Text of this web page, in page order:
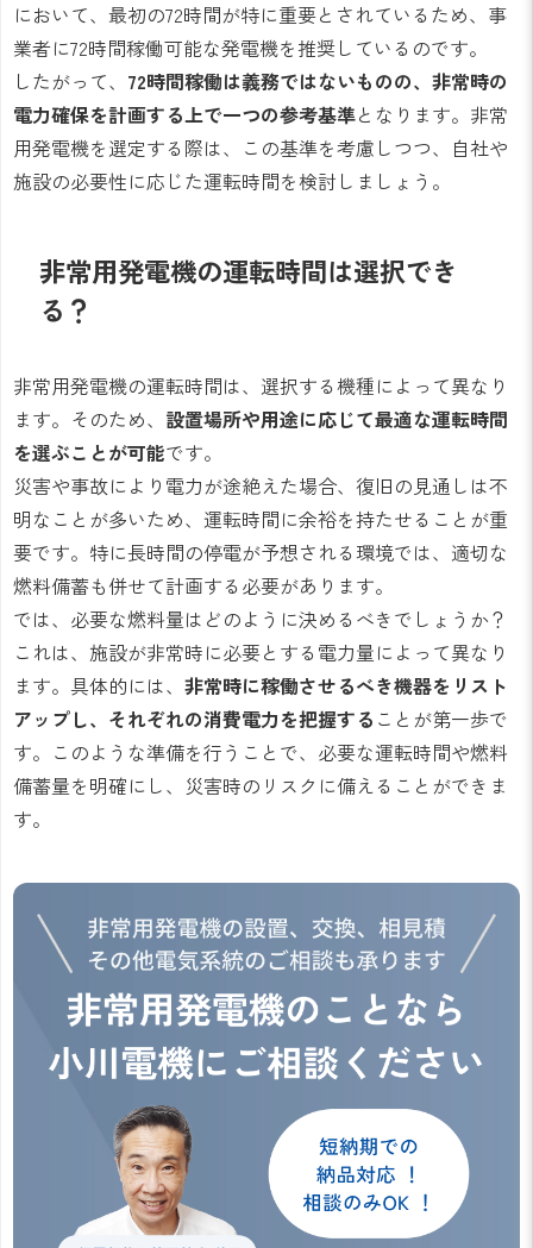
において、最初の72時間が特に重要とされているため、事
業者に72時間稼働可能な発電機を推奨しているのです。
したがって、 72時間稼働は義務ではないものの、非常時の
電力確保を計画する上で一つの参考基準となります。非常
用発電機を選定する際は、この基準を考慮しつつ、自社や
施設の必要性に応じた運転時間を検討しましょう。
非常用発電機の運転時間は選択でき
る？
非常用発電機の運転時間は、選択する機種によって異なり
ます。そのため、 設置場所や用途に応じて最適な運転時間
を選ぶことが可能です。
災害や事故により電力が途絶えた場合、復旧の見通しは不
明なことが多いため、運転時間に余裕を持たせることが重
要です。特に長時間の停電が予想される環境では、適切な
燃料備蓄も併せて計画する必要があります。
では、必要な燃料量はどのように決めるべきでしょうか？
これは、施設が非常時に必要とする電力量によって異なり
ます。具体的には、 非常時に稼働させるべき機器をリスト
アップし、それぞれの消費電力を把握する ことが第一歩で
す。このような準備を行うことで、必要な運転時間や燃料
備蓄量を明確にし、災害時のリスクに備えることができま
す。